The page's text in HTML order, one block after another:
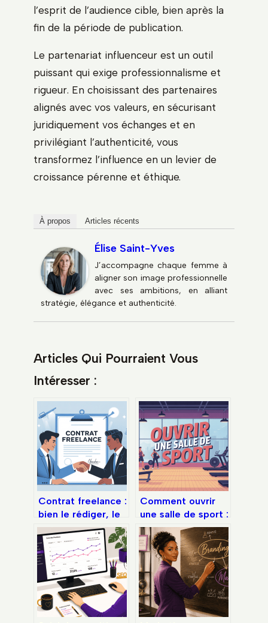
l’esprit de l’audience cible, bien après la
fin de la période de publication.
Le partenariat influenceur est un outil
puissant qui exige professionnalisme et
rigueur. En choisissant des partenaires
alignés avec vos valeurs, en sécurisant
juridiquement vos échanges et en
privilégiant l’authenticité, vous
transformez l’influence en un levier de
croissance pérenne et éthique.
À propos Articles récents
Élise Saint-Yves
J’accompagne chaque femme à
aligner son image professionnelle
avec ses ambitions, en alliant
stratégie, élégance et authenticité.
Articles Qui Pourraient Vous
Intéresser :
Contrat freelance :
bien le rédiger, le
sécuriser, l’utiliser
comme pro
Comment ouvrir
une salle de sport :
étapes clés,
budget et pièges à
éviter